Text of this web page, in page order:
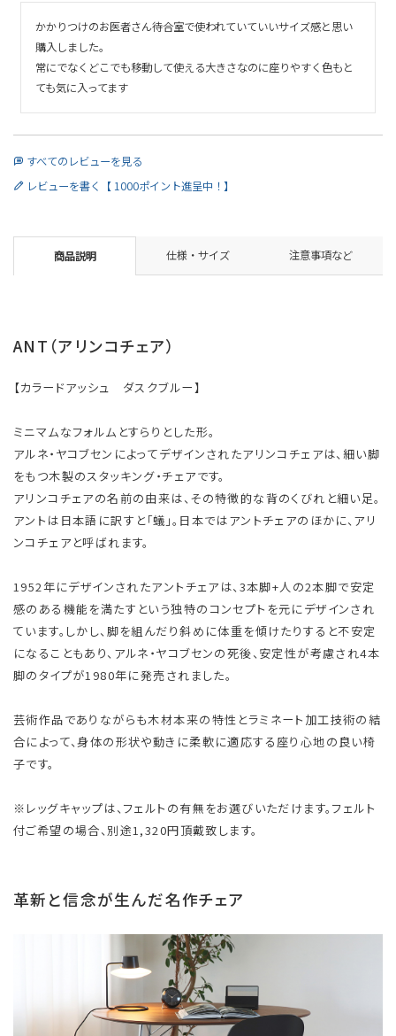
かかりつけのお医者さん待合室で使われていていいサイズ感と思い
購入しました。
常にでなくどこでも移動して使える大きさなのに座りやすく色もと
ても気に入ってます
すべてのレビューを見る
レビューを書く【 1000ポイント進呈中！】
商品説明 仕様・サイズ 注意事項など
ANT（アリンコチェア）
【カラードアッシュ ダスクブルー】
ミニマムなフォルムとすらりとした形。
アルネ・ヤコブセンによってデザインされたアリンコチェアは、細い脚
をもつ木製のスタッキング・チェアです。
アリンコチェアの名前の由来は、その特徴的な背のくびれと細い足。
アントは日本語に訳すと「蟻」。日本ではアントチェアのほかに、アリ
ンコチェアと呼ばれます。
1952年にデザインされたアントチェアは、3本脚+人の2本脚で安定
感のある機能を満たすという独特のコンセプトを元にデザインされ
ています。しかし、脚を組んだり斜めに体重を傾けたりすると不安定
になることもあり、アルネ・ヤコブセンの死後、安定性が考慮され4本
脚のタイプが1980年に発売されました。
芸術作品でありながらも木材本来の特性とラミネート加工技術の結
合によって、身体の形状や動きに柔軟に適応する座り心地の良い椅
子です。
※レッグキャップは、フェルトの有無をお選びいただけます。フェルト
付ご希望の場合、別途1,320円頂戴致します。
革新と信念が生んだ名作チェア